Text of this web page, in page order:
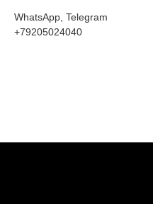
WhatsApp, Telegram
+79205024040